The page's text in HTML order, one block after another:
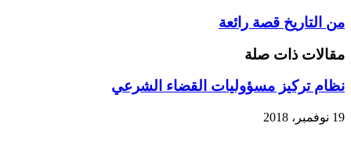
من التاريخ قصة رائعة
مقالات ذات صلة
نظام تركیز مسؤولیات القضاء الشرعي
19 نوفمبر، 2018